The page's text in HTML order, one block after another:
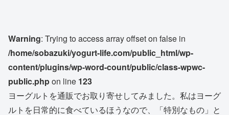
Warning: Trying to access array offset on false in
/home/sobazuki/yogurt-life.com/public_html/wp-
content/plugins/wp-word-count/public/class-wpwc-
public.phpon line 123
ヨーグルトを通販でお取り寄せしてみました。私はヨーグ
ルトを日常的に食べているほうなので、「特別なもの」と